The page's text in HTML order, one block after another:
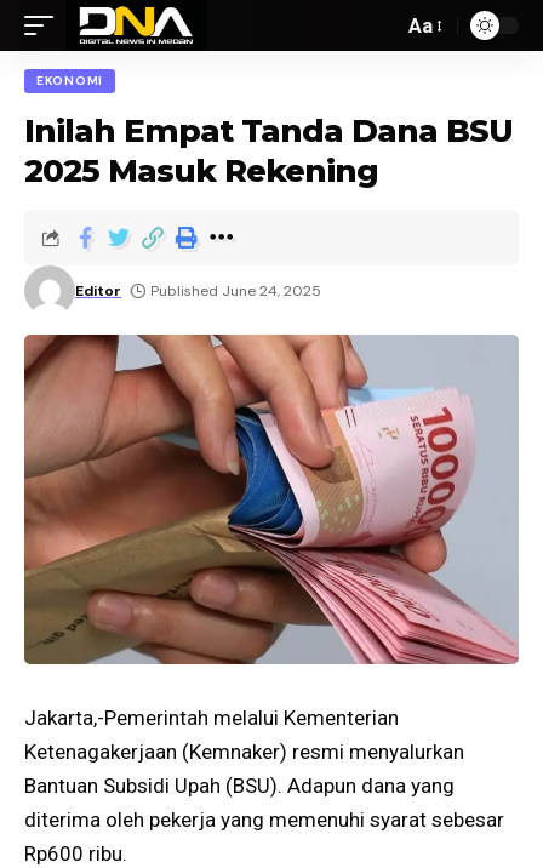
Aa
EKONOMI
Inilah Empat Tanda Dana BSU
2025 Masuk Rekening
Editor Published June 24, 2025
Jakarta,-Pemerintah melalui Kementerian
Ketenagakerjaan (Kemnaker) resmi menyalurkan
Bantuan Subsidi Upah (BSU). Adapun dana yang
diterima oleh pekerja yang memenuhi syarat sebesar
Rp600 ribu.